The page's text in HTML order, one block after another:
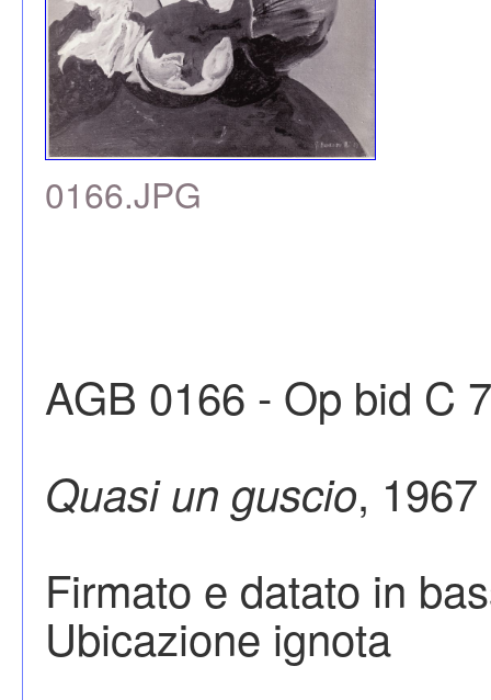
0166.JPG
AGB 0166 - Op bid C
Quasi un guscio, 1967
Firmato e datato in
Ubicazione ignota